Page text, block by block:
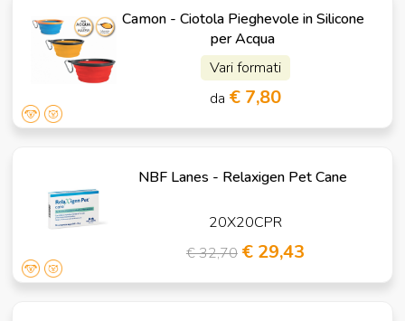
Camon - Ciotola Pieghevole in Silicone
per Acqua
Vari formati
da € 7,80
NBF Lanes - Relaxigen Pet Cane
20X20CPR
€ 32,70 € 29,43